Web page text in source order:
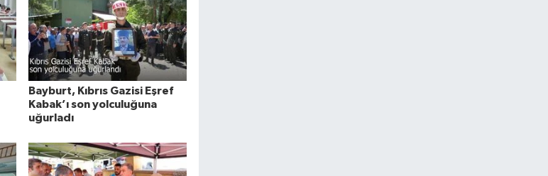
Bayburt, Kıbrıs Gazisi Eşref
Kabak’ı son yolculuğuna
uğurladı